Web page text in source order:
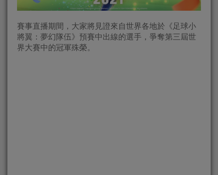
賽事直播期間，大家將見證來自世界各地於《足球小
將翼：夢幻隊伍》預賽中出線的選手，爭奪第三屆世
界大賽中的冠軍殊榮。